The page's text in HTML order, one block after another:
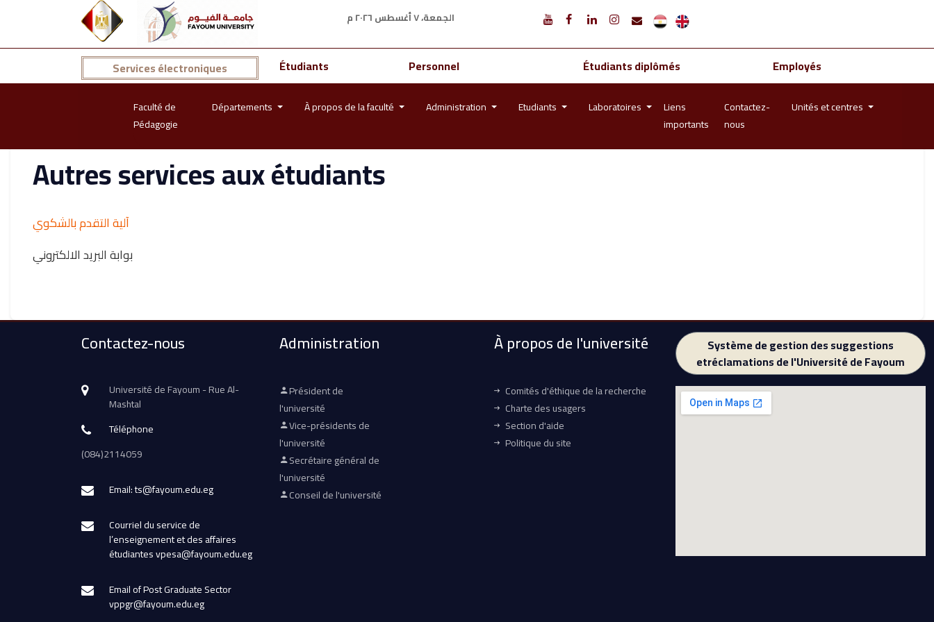
الجمعة، ٧ أغسطس ٢٠٢٦ م
Services électroniques Étudiants Personnel Étudiants diplômés Employés
Faculté de
Pédagogie
Départements À propos de la faculté Administration Etudiants Laboratoires
Liens
importants
Contactez-
nous
Unités et centres
Autres services aux étudiants
آلية التقدم بالشكوي
بوابة البريد الالكتروني
Contactez-nous
Université de Fayoum - Rue Al-
Mashtal
Téléphone
(084)2114059
Email: ts@fayoum.edu.eg
Courriel du service de
l’enseignement et des affaires
étudiantes vpesa@fayoum.edu.eg
Email of Post Graduate Sector
vppgr@fayoum.edu.eg
Administration
Président de
l'université
Vice-présidents de
l'université
Secrétaire général de
l'université
Conseil de l'université
À propos de l'université
Comités d'éthique de la recherche
Charte des usagers
Section d'aide
Politique du site
Système de gestion des suggestions
etréclamations de l'Université de Fayoum